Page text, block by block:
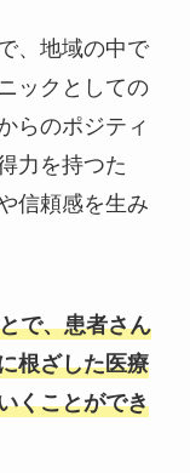
、地域の中で
ックとしての
らのポジティ
力を持つた
信頼感を生み
で、患者さん
根ざした医療
くことができ